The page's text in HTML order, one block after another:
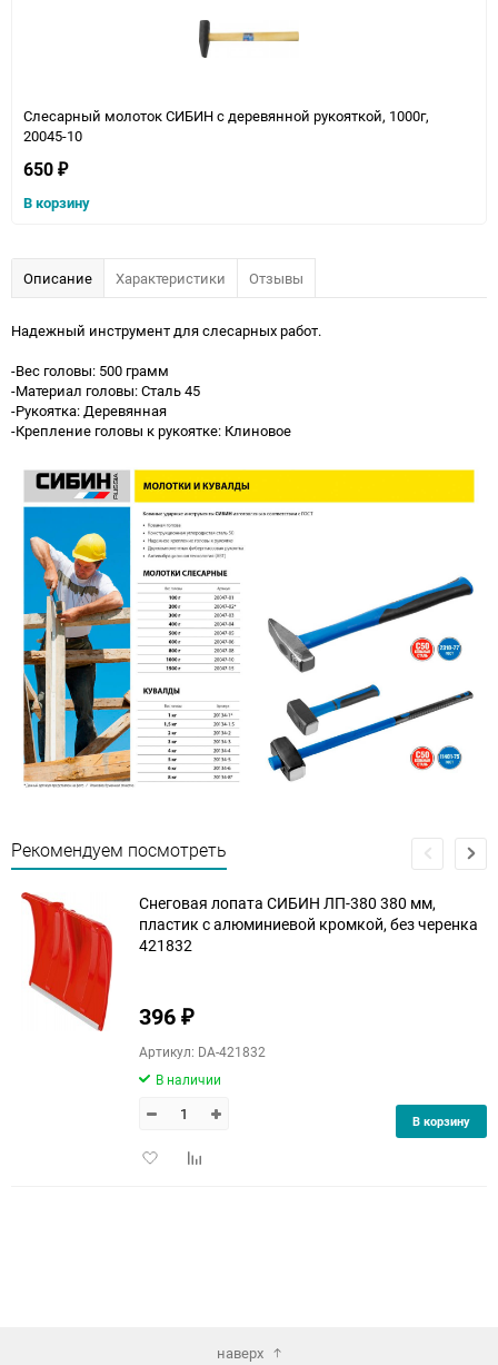
Слесарный молоток СИБИН с деревянной рукояткой, 1000г,
20045-10
650 ₽
В корзину
Описание Характеристики Отзывы
Надежный инструмент для слесарных работ.
-Вес головы: 500 грамм
-Материал головы: Сталь 45
-Рукоятка: Деревянная
-Крепление головы к рукоятке: Клиновое
Рекомендуем посмотреть
Снеговая лопата СИБИН ЛП-380 380 мм,
пластик с алюминиевой кромкой, без черенка
421832
396 ₽
Артикул: DA-421832
В наличии
ДобавитьДобавить
В корзину
наверх